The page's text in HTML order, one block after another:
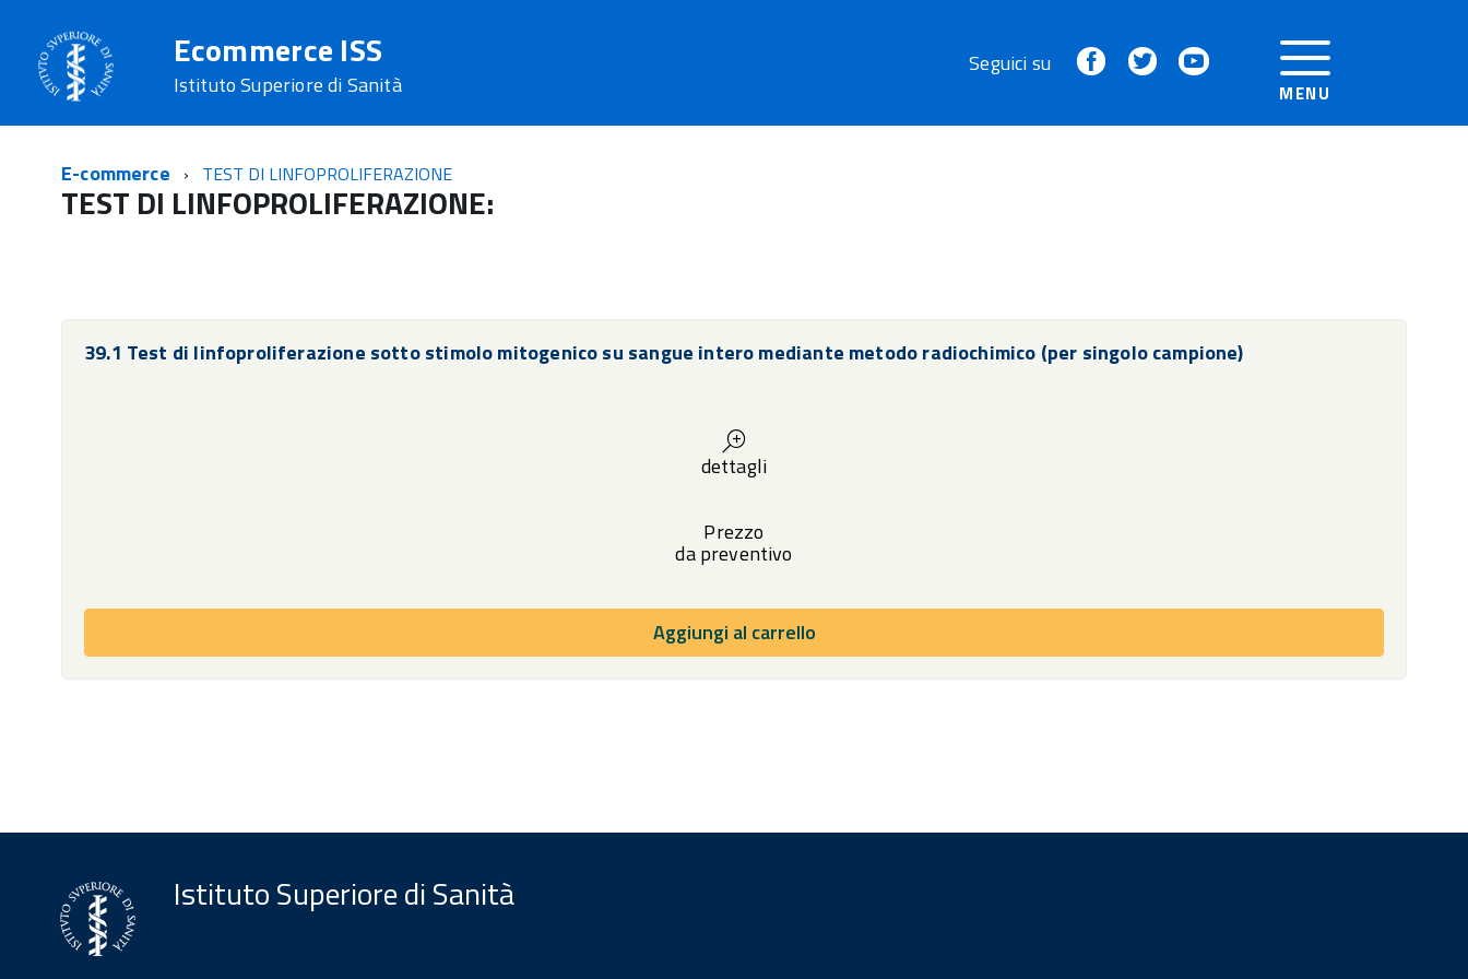
Ecommerce ISS
Istituto Superiore di Sanità
Seguici su FacebookTwitter
MENU
E-commerce TEST DI LINFOPROLIFERAZIONE
TEST DI LINFOPROLIFERAZIONE:
39.1 Test di linfoproliferazione sotto stimolo mitogenico su sangue intero mediante metodo radiochimico (per singolo campione)
dettagli
Prezzo
da preventivo
Aggiungi al carrello
Istituto Superiore di Sanità